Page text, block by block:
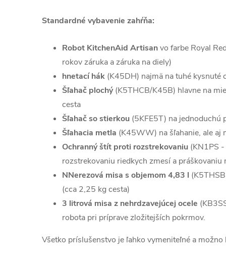
Standardné vybavenie zahŕňa:
Robot KitchenAid Artisanvo farbe Royal
rokov záruka a záruka na diely)
hnetací hák (K45DH) najmä na tuhé kysnuté
Šľahač plochý(K5THCB/K45B) hlavne na
cesta
Šľahač so stierkou (5KFE5T) na jednoduchú
Šľahacia metla (K45WW) na šľahanie, ale aj
Ochranný štít proti rozstrekovaniu (KN1PS
rozstrekovaniu riedkych zmesí a
NNerezová misa s objemom 4,83 l
(cca 2,25 kg cesta)
3 litrová misa z nehrdzavejúcej ocele
robota pri príprave zložitejších pokrmov.
Všetko príslušenstvo je ľahko vymeniteľné a